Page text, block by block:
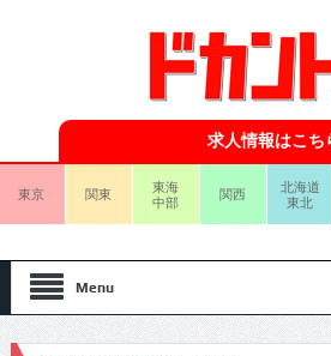
求人情報はこち
東京 関東
東海
中部
関西
北海道
東北
Menu